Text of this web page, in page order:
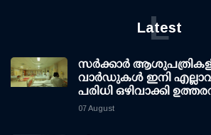
Latest
L
സര്‍ക്കാര്‍
വാര്‍ഡുകള്‍ ഇനി
പരിധി ഒഴിവാക്കി
07 August